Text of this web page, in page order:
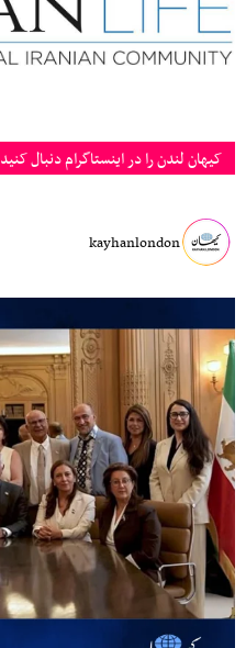
کیهان لندن را در اینستاگرام دنبال کنید
kayhanlondon